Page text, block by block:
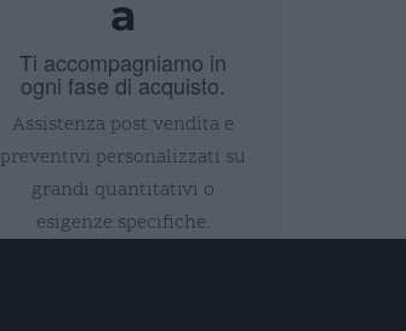
a
Ti accompagniamo in
ogni fase di acquisto.
Assistenza post vendita e
preventivi personalizzati su
grandi quantitativi o
esigenze specifiche.